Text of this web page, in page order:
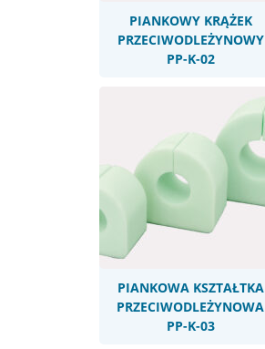
PIANKOWY KRĄŻEK
PRZECIWODLEŻYNOWY
PP-K-02
PIANKOWA KSZTAŁTKA
PRZECIWODLEŻYNOWA
PP-K-03